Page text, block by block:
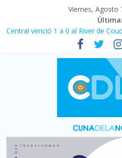
Viernes, Agosto
Última:
Central venció 1 a 0 al River de
La morosidad alcanzó su nivel más
afecta a 400 mil deudores en Santa
Desde que asumió Milei cerraron
denuncia crisis como en 2001
Vacaciones de invierno con más
turístico: 4,6 millones de personas
Fuerte caída de la venta de autos